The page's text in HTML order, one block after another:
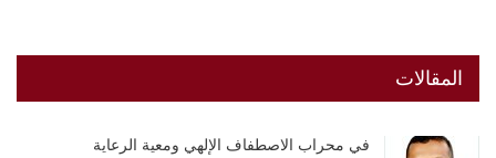
المقالات
في محراب الاصطفاف الإلهي ومعية الرعاية